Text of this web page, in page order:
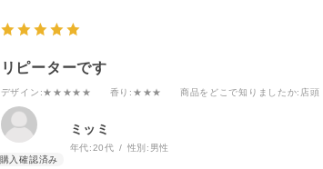
リピーターです
デザイン :★★★★★ 香り :★★★ 商品をどこで知りましたか:店頭
ミッミ
年代:20代 性別: 男性